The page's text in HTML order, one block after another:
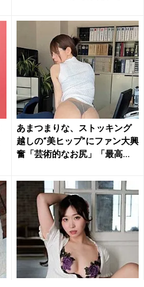
あまつまりな、ストッキング
越しの“美ヒップ”にファン大興
奮「芸術的なお尻」「最高...